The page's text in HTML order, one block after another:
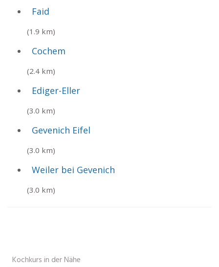
Faid
(1.9 km)
Cochem
(2.4 km)
Ediger-Eller
(3.0 km)
Gevenich Eifel
(3.0 km)
Weiler bei Gevenich
(3.0 km)
Kochkurs in der Nähe